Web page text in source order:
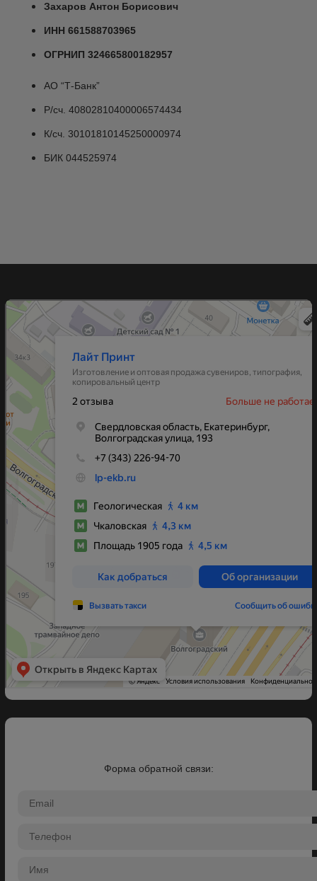
Захаров Антон Борисович
ИНН 661588703965
ОГРНИП 324665800182957
АО “Т-Банк”
Р/сч. 40802810400006574434
К/сч. 30101810145250000974
БИК 044525974
РПК Лайт Принт
Изготовление и оптовая продажа сувениров в Екатеринбурге
Типография в Екатеринбурге
Форма обратной связи: